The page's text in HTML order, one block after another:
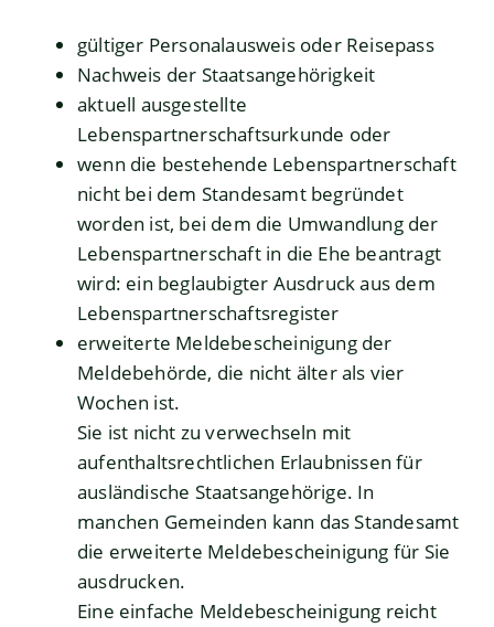
gültiger Personalausweis oder Reisepass
Nachweis der Staatsangehörigkeit
aktuell ausgestellte
Lebenspartnerschaftsurkunde oder
wenn die bestehende Lebenspartnerschaft
nicht bei dem Standesamt begründet
worden ist, bei dem die Umwandlung der
Lebenspartnerschaft in die Ehe beantragt
wird: ein beglaubigter Ausdruck aus dem
Lebenspartnerschaftsregister
erweiterte Meldebescheinigung der
Meldebehörde, die nicht älter als vier
Wochen ist.
Sie ist nicht zu verwechseln mit
aufenthaltsrechtlichen Erlaubnissen für
ausländische Staatsangehörige. In
manchen Gemeinden kann das Standesamt
die erweiterte Meldebescheinigung für Sie
ausdrucken.
Eine einfache Meldebescheinigung reicht